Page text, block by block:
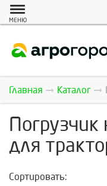
МЕНЮ
Главная Каталог
для
Сортировать: